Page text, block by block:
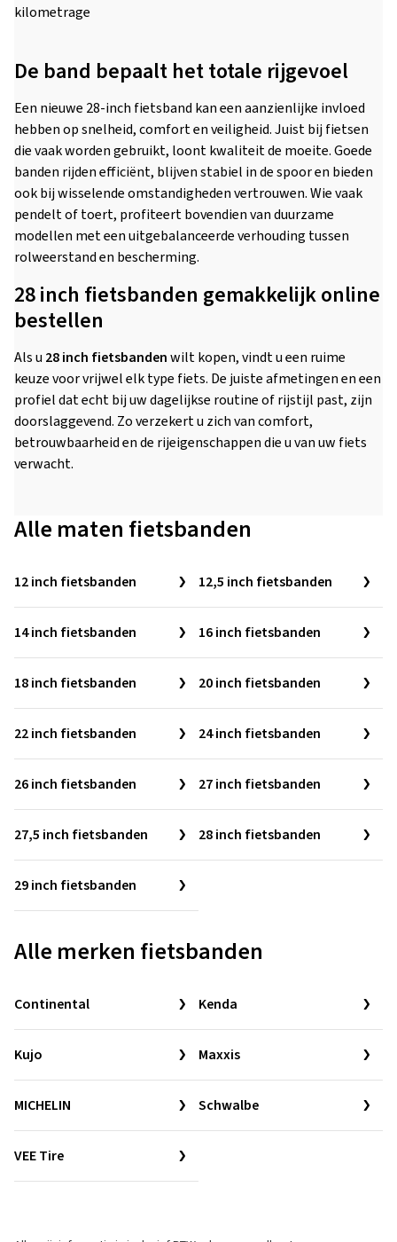
kilometrage
De band bepaalt het totale rijgevoel
Een nieuwe 28-inch fietsband kan een aanzienlijke invloed
hebben op snelheid, comfort en veiligheid. Juist bij fietsen
die vaak worden gebruikt, loont kwaliteit de moeite. Goede
banden rijden efficiënt, blijven stabiel in de spoor en bieden
ook bij wisselende omstandigheden vertrouwen. Wie vaak
pendelt of toert, profiteert bovendien van duurzame
modellen met een uitgebalanceerde verhouding tussen
rolweerstand en bescherming.
28 inch fietsbanden gemakkelijk online
bestellen
Als u 28 inch fietsbandenwilt kopen, vindt u een ruime
keuze voor vrijwel elk type fiets. De juiste afmetingen en een
profiel dat echt bij uw dagelijkse routine of rijstijl past, zijn
doorslaggevend. Zo verzekert u zich van comfort,
betrouwbaarheid en de rijeigenschappen die u van uw fiets
verwacht.
Alle maten fietsbanden
12 inch fietsbanden 12,5 inch fietsbanden
14 inch fietsbanden 16 inch fietsbanden
18 inch fietsbanden 20 inch fietsbanden
22 inch fietsbanden 24 inch fietsbanden
26 inch fietsbanden 27 inch fietsbanden
27,5 inch fietsbanden 28 inch fietsbanden
29 inch fietsbanden
Alle merken fietsbanden
Continental Kenda
Kujo Maxxis
MICHELIN Schwalbe
VEE Tire